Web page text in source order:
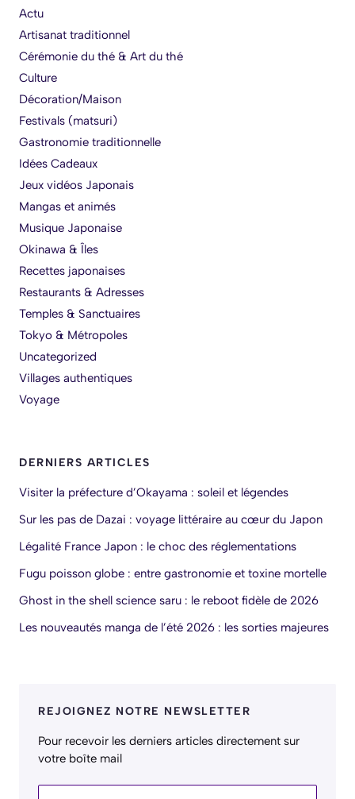
Actu
Artisanat traditionnel
Cérémonie du thé & Art du thé
Culture
Décoration/Maison
Festivals (matsuri)
Gastronomie traditionnelle
Idées Cadeaux
Jeux vidéos Japonais
Mangas et animés
Musique Japonaise
Okinawa & Îles
Recettes japonaises
Restaurants & Adresses
Temples & Sanctuaires
Tokyo & Métropoles
Uncategorized
Villages authentiques
Voyage
DERNIERS ARTICLES
Visiter la préfecture d’Okayama : soleil et légendes
Sur les pas de Dazai : voyage littéraire au cœur du Japon
Légalité France Japon : le choc des réglementations
Fugu poisson globe : entre gastronomie et toxine mortelle
Ghost in the shell science saru : le reboot fidèle de 2026
Les nouveautés manga de l’été 2026 : les sorties majeures
REJOIGNEZ NOTRE NEWSLETTER
Pour recevoir les derniers articles directement sur
votre boîte mail